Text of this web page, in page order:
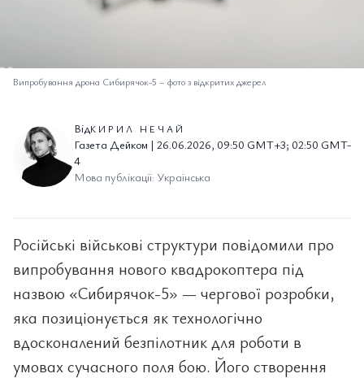
Випробування дрона Сибирячок-5 – фото з відкритих джерел
ВідКИРИЛ НЕЧАЙ
Газета Дейком | 26.06.2026, 09:50 GMT+3; 02:50 GMT-
4
Мова публікації: Українська
Російські військові структури повідомили про
випробування нового квадрокоптера під
назвою «Сибирячок-5» — чергової розробки,
яка позиціонується як технологічно
вдосконалений безпілотник для роботи в
умовах сучасного поля бою. Його створення